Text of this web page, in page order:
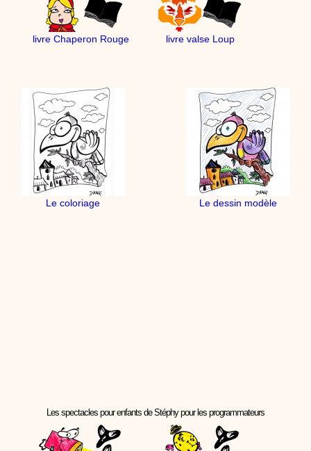
livre Chaperon Rouge livre valse Loup
Le coloriage Le dessin modèle
Les spectacles pour enfants de Stéphy pour les programmateurs